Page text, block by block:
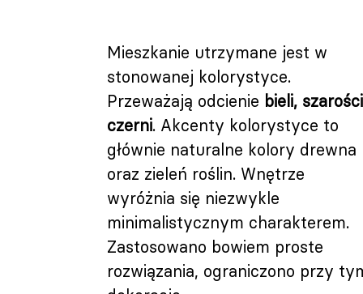
Mieszkanie utrzymane jest w
stonowanej kolorystyce.
Przeważają odcienie bieli,
czerni. Akcenty kolorystyce to
głównie naturalne kolory drewna
oraz zieleń roślin. Wnętrze
wyróżnia się niezwykle
minimalistycznym charakterem.
Zastosowano bowiem proste
rozwiązania, ograniczono przy